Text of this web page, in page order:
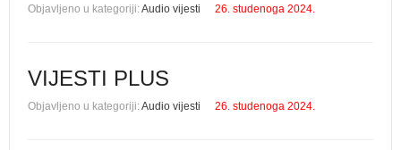
Objavljeno u kategoriji:Audio vijesti 26. studenoga 2024.
VIJESTI PLUS
Objavljeno u kategoriji:Audio vijesti 26. studenoga 2024.